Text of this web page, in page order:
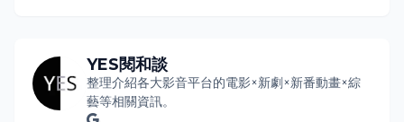
YES閱和談
整理介紹各大影音平台的電影×新劇×新番動畫×綜
藝等相關資訊。